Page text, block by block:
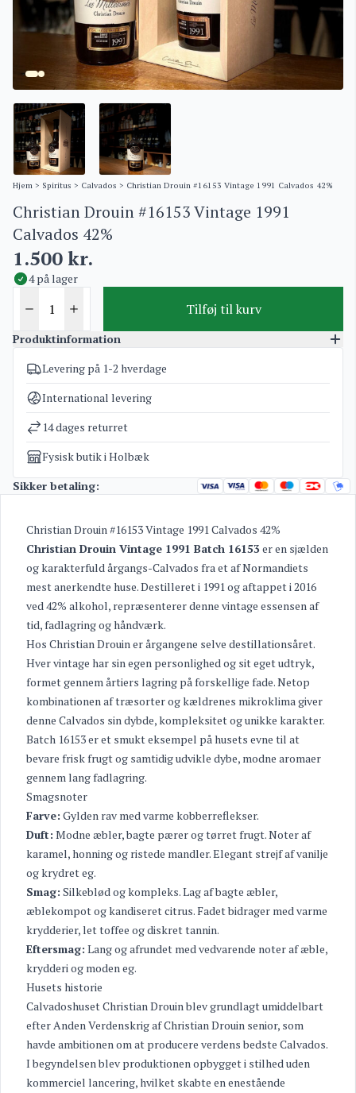
Hjem > Spiritus > Calvados > Christian Drouin #16153 Vintage 1991 Calvados 42%
Christian Drouin #16153 Vintage 1991
Calvados 42%
1.500kr.
4 på lager
Tilføj til kurv
Produktinformation
Varenummer
3028
Kategorier
Vægt
2,7 kg
Levering på 1-2 hverdage
International levering
14 dages returret
Fysisk butik i Holbæk
Sikker betaling:
Christian Drouin #16153 Vintage 1991 Calvados 42%
Christian Drouin Vintage 1991 Batch 16153 er en sjælden
og karakterfuld årgangs-Calvados fra et af Normandiets
mest anerkendte huse. Destilleret i 1991 og aftappet i 2016
ved 42% alkohol, repræsenterer denne vintage essensen af
tid, fadlagring og håndværk.
Hos Christian Drouin er årgangene selve destillationsåret.
Hver vintage har sin egen personlighed og sit eget udtryk,
formet gennem årtiers lagring på forskellige fade. Netop
kombinationen af træsorter og kældrenes mikroklima giver
denne Calvados sin dybde, kompleksitet og unikke karakter.
Batch 16153 er et smukt eksempel på husets evne til at
bevare frisk frugt og samtidig udvikle dybe, modne aromaer
gennem lang fadlagring.
Smagsnoter
Farve: Gylden rav med varme kobberreflekser.
Duft: Modne æbler, bagte pærer og tørret frugt. Noter af
karamel, honning og ristede mandler. Elegant strejf af vanilje
og krydret eg.
Smag: Silkeblød og kompleks. Lag af bagte æbler,
æblekompot og kandiseret citrus. Fadet bidrager med varme
krydderier, let toffee og diskret tannin.
Eftersmag: Lang og afrundet med vedvarende noter af æble,
krydderi og moden eg.
Husets historie
Calvadoshuset Christian Drouin blev grundlagt umiddelbart
efter Anden Verdenskrig af Christian Drouin senior, som
havde ambitionen om at producere verdens bedste Calvados.
I begyndelsen blev produktionen opbygget i stilhed uden
kommerciel lancering, hvilket skabte en enestående